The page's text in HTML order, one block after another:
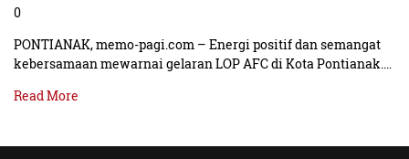
0
PONTIANAK, memo-pagi.com – Energi positif dan semangat
kebersamaan mewarnai gelaran LOP AFC di Kota Pontianak.…
Read More